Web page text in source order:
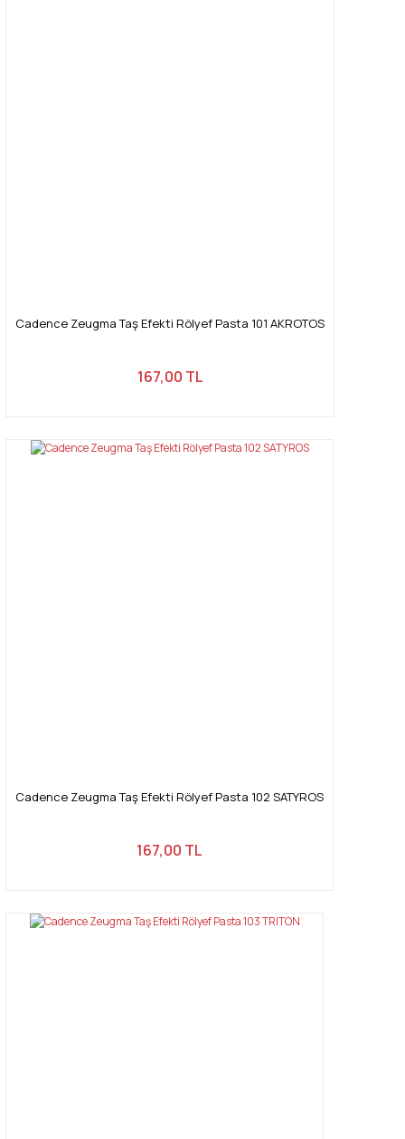
Cadence Zeugma Taş Efekti Rölyef Pasta 101 AKROTOS
167,00 TL
Cadence Zeugma Taş Efekti Rölyef Pasta 102 SATYROS
167,00 TL